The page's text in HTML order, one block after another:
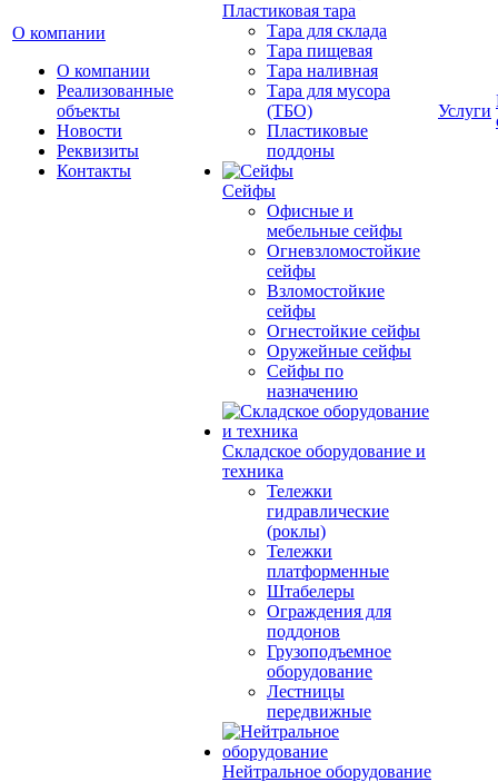
О компании
О компании
Реализованные
объекты
Новости
Реквизиты
Контакты
Пластиковая тара
Тара для склада
Тара пищевая
Тара наливная
Тара для мусора
(ТБО)
Пластиковые
поддоны
Сейфы
Офисные и
мебельные сейфы
Огневзломостойкие
сейфы
Взломостойкие
сейфы
Огнестойкие сейфы
Оружейные сейфы
Сейфы по
назначению
Складское оборудование и
техника
Тележки
гидравлические
(роклы)
Тележки
платформенные
Штабелеры
Ограждения для
поддонов
Грузоподъемное
оборудование
Лестницы
передвижные
Нейтральное оборудование
Услуги